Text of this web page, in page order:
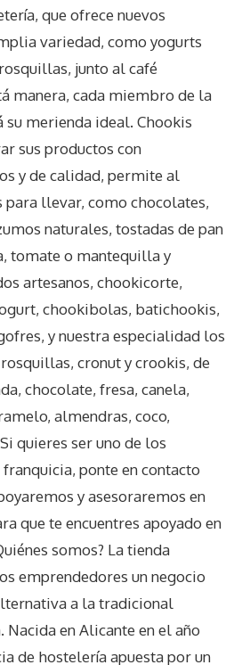
que ofrece nuevos
variedad, como yogurts
junto al café
manera, cada miembro de la
merienda ideal. Chookis
sus productos con
y de calidad, permite al
llevar, como chocolates,
naturales, tostadas de pan
tomate o mantequilla y
artesanos, chookicorte,
chookibolas, batichookis,
y nuestra especialidad los
cronut y crookis, de
chocolate, fresa, canela,
almendras, coco,
quieres ser uno de los
ponte en contacto
y asesoraremos en
que te encuentres apoyado en
somos? La tienda
emprendedores un negocio
a la tradicional
Nacida en Alicante en el año
de hostelería apuesta por un